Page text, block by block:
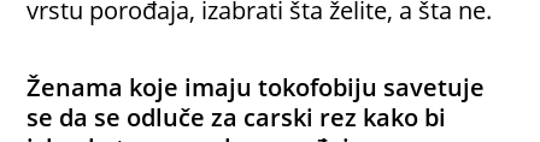
vrstu porođaja, izabrati šta želite, a šta ne.
Ženama koje imaju tokofobiju savetuje
se da se odluče za carski rez kako bi